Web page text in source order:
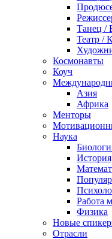
Танец /
Театр /
Космонавты
Коуч
Азия
Африка
Менторы
Наука
История
Работа
Физика
Новые
Отрасли